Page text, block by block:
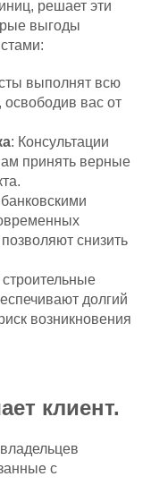
решает эти
выгоды
выполнят всю
освободив вас от
: Консультации
принять верные
снизить
долгий
возникновения
клиент.
с